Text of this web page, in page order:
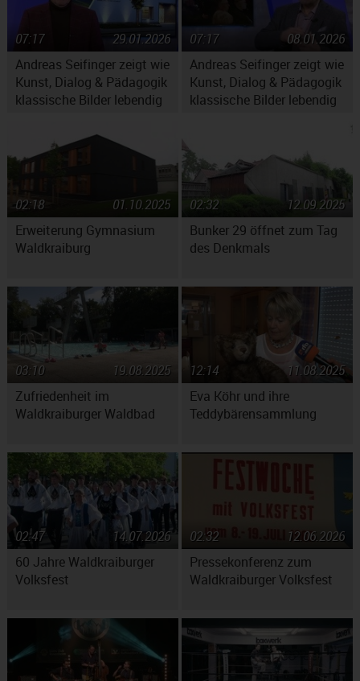
Andreas Seifinger zeigt wie
Kunst, Dialog & Pädagogik
klassische Bilder lebendig
29.01.2026
07:17
Andreas Seifinger zeigt wie
Kunst, Dialog & Pädagogik
klassische Bilder lebendig
08.01.2026
07:17
Erweiterung Gymnasium
Waldkraiburg
01.10.2025
02:18
Bunker 29 öffnet zum Tag
des Denkmals
12.09.2025
02:32
Zufriedenheit im
Waldkraiburger Waldbad
19.08.2025
03:10
Eva Köhr und ihre
Teddybärensammlung
11.08.2025
12:14
60 Jahre Waldkraiburger
Volksfest
14.07.2026
02:47
Pressekonferenz zum
Waldkraiburger Volksfest
12.06.2026
02:32